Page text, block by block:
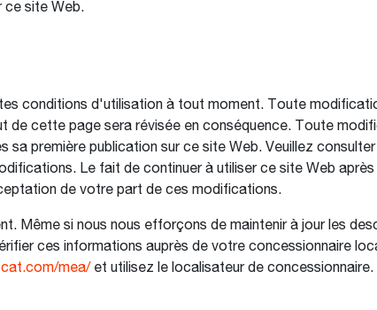
ce site Web.
conditions d'utilisation à tout moment. Toute
de cette page sera révisée en conséquence. Toute
première publication sur ce site Web. Veuillez consulter
Le fait de continuer à utiliser ce site Web
de votre part de ces modifications.
Même si nous nous efforçons de maintenir à jour les
ces informations auprès de votre concessionnaire
mea/ et utilisez le localisateur de concessionnaire.